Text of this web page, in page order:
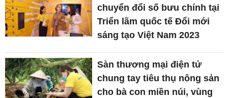
chuyển đổi số bưu chính tại
Triển lãm quốc tế Đổi mới
sáng tạo Việt Nam 2023
Sàn thương mại điện tử
chung tay tiêu thụ nông sản
cho bà con miền núi, vùng